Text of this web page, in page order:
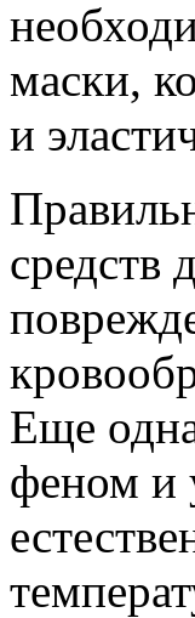
маски,
и
средств
Еще
феном и